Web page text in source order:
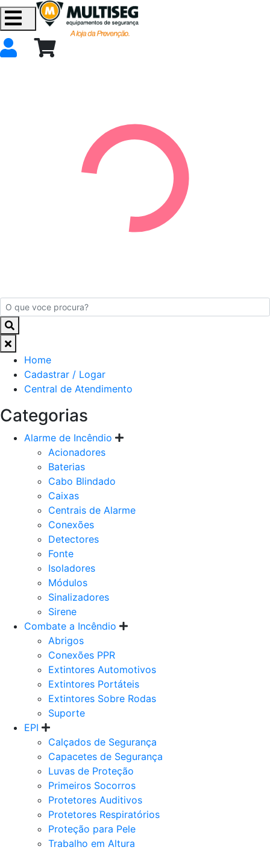
Home
Cadastrar / Logar
Central de Atendimento
Categorias
Alarme de Incêndio
Acionadores
Baterias
Cabo Blindado
Caixas
Centrais de Alarme
Conexões
Detectores
Fonte
Isoladores
Módulos
Sinalizadores
Sirene
Combate a Incêndio
Abrigos
Conexões PPR
Extintores Automotivos
Extintores Portáteis
Extintores Sobre Rodas
Suporte
EPI
Calçados de Segurança
Capacetes de Segurança
Luvas de Proteção
Primeiros Socorros
Protetores Auditivos
Protetores Respiratórios
Proteção para Pele
Trabalho em Altura